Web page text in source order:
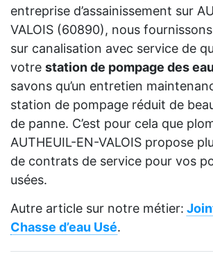
entreprise d’assainissement sur
VALOIS (60890), nous
sur canalisation avec service de
votre station de pompage des
savons qu’un entretien
station de pompage réduit de
de panne. C’est pour cela que
AUTHEUIL-EN-VALOIS propose
de contrats de service pour vos
usées.
Autre article sur notre métier:
Chasse d’eau Usé.